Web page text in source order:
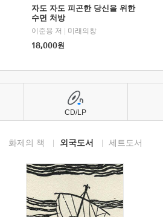
자도 자도 피곤한 당신을 위한
수면 처방
이준용 저
미래의창
18,000원
화제의 책 외국도서 세트도서
CD/LP